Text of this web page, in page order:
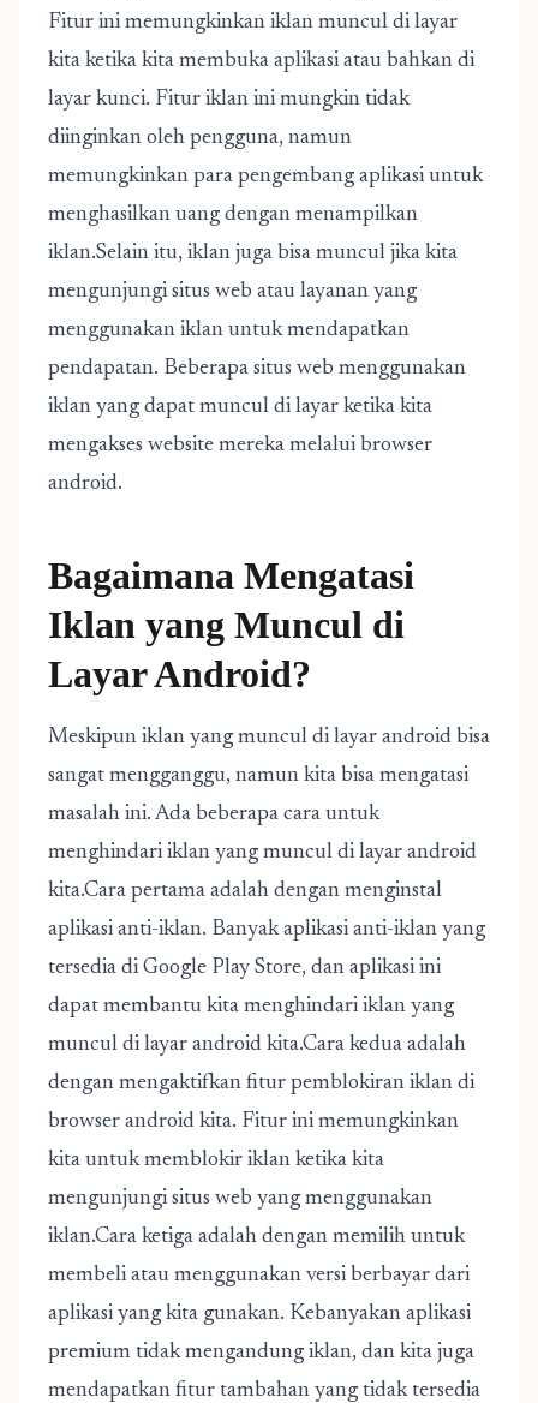
Fitur ini memungkinkan iklan muncul di layar
kita ketika kita membuka aplikasi atau bahkan di
layar kunci. Fitur iklan ini mungkin tidak
diinginkan oleh pengguna, namun
memungkinkan para pengembang aplikasi untuk
menghasilkan uang dengan menampilkan
iklan.Selain itu, iklan juga bisa muncul jika kita
mengunjungi situs web atau layanan yang
menggunakan iklan untuk mendapatkan
pendapatan. Beberapa situs web menggunakan
iklan yang dapat muncul di layar ketika kita
mengakses website mereka melalui browser
android.
Bagaimana Mengatasi
Iklan yang Muncul di
Layar Android?
Meskipun iklan yang muncul di layar android bisa
sangat mengganggu, namun kita bisa mengatasi
masalah ini. Ada beberapa cara untuk
menghindari iklan yang muncul di layar android
kita.Cara pertama adalah dengan menginstal
aplikasi anti-iklan. Banyak aplikasi anti-iklan yang
tersedia di Google Play Store, dan aplikasi ini
dapat membantu kita menghindari iklan yang
muncul di layar android kita.Cara kedua adalah
dengan mengaktifkan fitur pemblokiran iklan di
browser android kita. Fitur ini memungkinkan
kita untuk memblokir iklan ketika kita
mengunjungi situs web yang menggunakan
iklan.Cara ketiga adalah dengan memilih untuk
membeli atau menggunakan versi berbayar dari
aplikasi yang kita gunakan. Kebanyakan aplikasi
premium tidak mengandung iklan, dan kita juga
mendapatkan fitur tambahan yang tidak tersedia